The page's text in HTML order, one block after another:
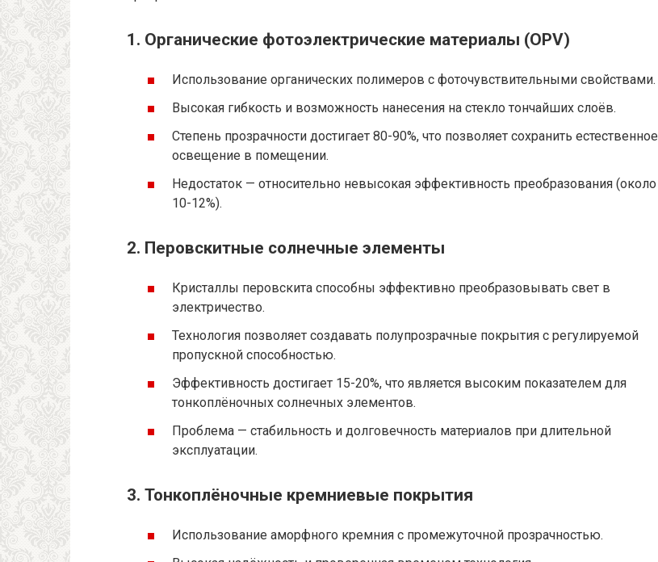
1. Органические фотоэлектрические материалы (OPV)
Использование органических полимеров с фоточувствительными свойствами.
Высокая гибкость и возможность нанесения на стекло тончайших слоёв.
Степень прозрачности достигает 80-90%, что позволяет сохранить естественное
освещение в помещении.
Недостаток — относительно невысокая эффективность преобразования (около
10-12%).
2. Перовскитные солнечные элементы
Кристаллы перовскита способны эффективно преобразовывать свет в
электричество.
Технология позволяет создавать полупрозрачные покрытия с регулируемой
пропускной способностью.
Эффективность достигает 15-20%, что является высоким показателем для
тонкоплёночных солнечных элементов.
Проблема — стабильность и долговечность материалов при длительной
эксплуатации.
3. Тонкоплёночные кремниевые покрытия
Использование аморфного кремния с промежуточной прозрачностью.